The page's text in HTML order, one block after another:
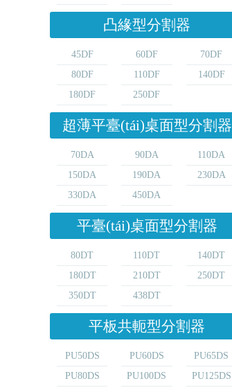
凸緣型分割器
45DF 60DF
70DF
80DF
110DF
140DF
180DF
250DF
超薄平臺(tái)桌面型分割器
70DA 90DA
110DA
150DA
190DA
230DA
330DA
450DA
平臺(tái)桌面型分割器
80DT 110DT
140DT
180DT
210DT
250DT
350DT
438DT
平板共軛型分割器
PU50DS PU60DS
PU65DS
PU80DS
PU100DS
PU125DS